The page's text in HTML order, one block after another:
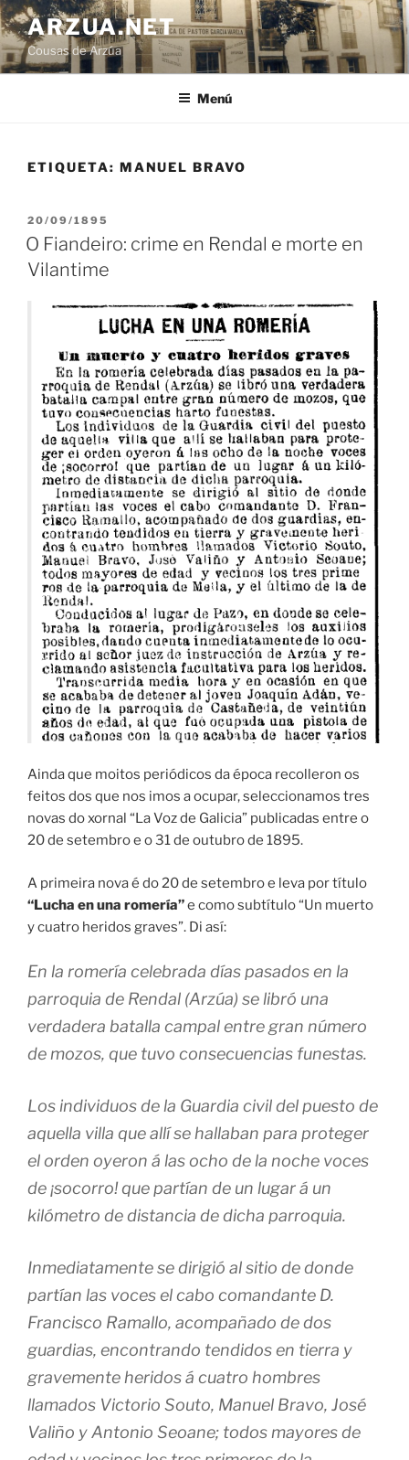
Ir
o
contido
ARZUA.NET
Cousas de Arzúa
Menú
ETIQUETA: MANUEL BRAVO
PUBLICADO
EN
20/09/1895
O Fiandeiro: crime en Rendal e morte en
Vilantime
Ainda que moitos periódicos da época recolleron os
feitos dos que nos imos a ocupar, seleccionamos tres
novas do xornal “La Voz de Galicia” publicadas entre o
20 de setembro e o 31 de outubro de 1895.
A primeira nova é do 20 de setembro e leva por título
“Lucha en una romería”e como subtítulo “Un muerto
y cuatro heridos graves”. Di así:
En la romería celebrada días pasados en la
parroquia de Rendal (Arzúa) se libró una
verdadera batalla campal entre gran número
de mozos, que tuvo consecuencias funestas.
Los individuos de la Guardia civil del puesto de
aquella villa que allí se hallaban para proteger
el orden oyeron á las ocho de la noche voces
de ¡socorro! que partían de un lugar á un
kilómetro de distancia de dicha parroquia.
Inmediatamente se dirigió al sitio de donde
partían las voces el cabo comandante D.
Francisco Ramallo, acompañado de dos
guardias, encontrando tendidos en tierra y
gravemente heridos á cuatro hombres
llamados Victorio Souto, Manuel Bravo, José
Valiño y Antonio Seoane; todos mayores de